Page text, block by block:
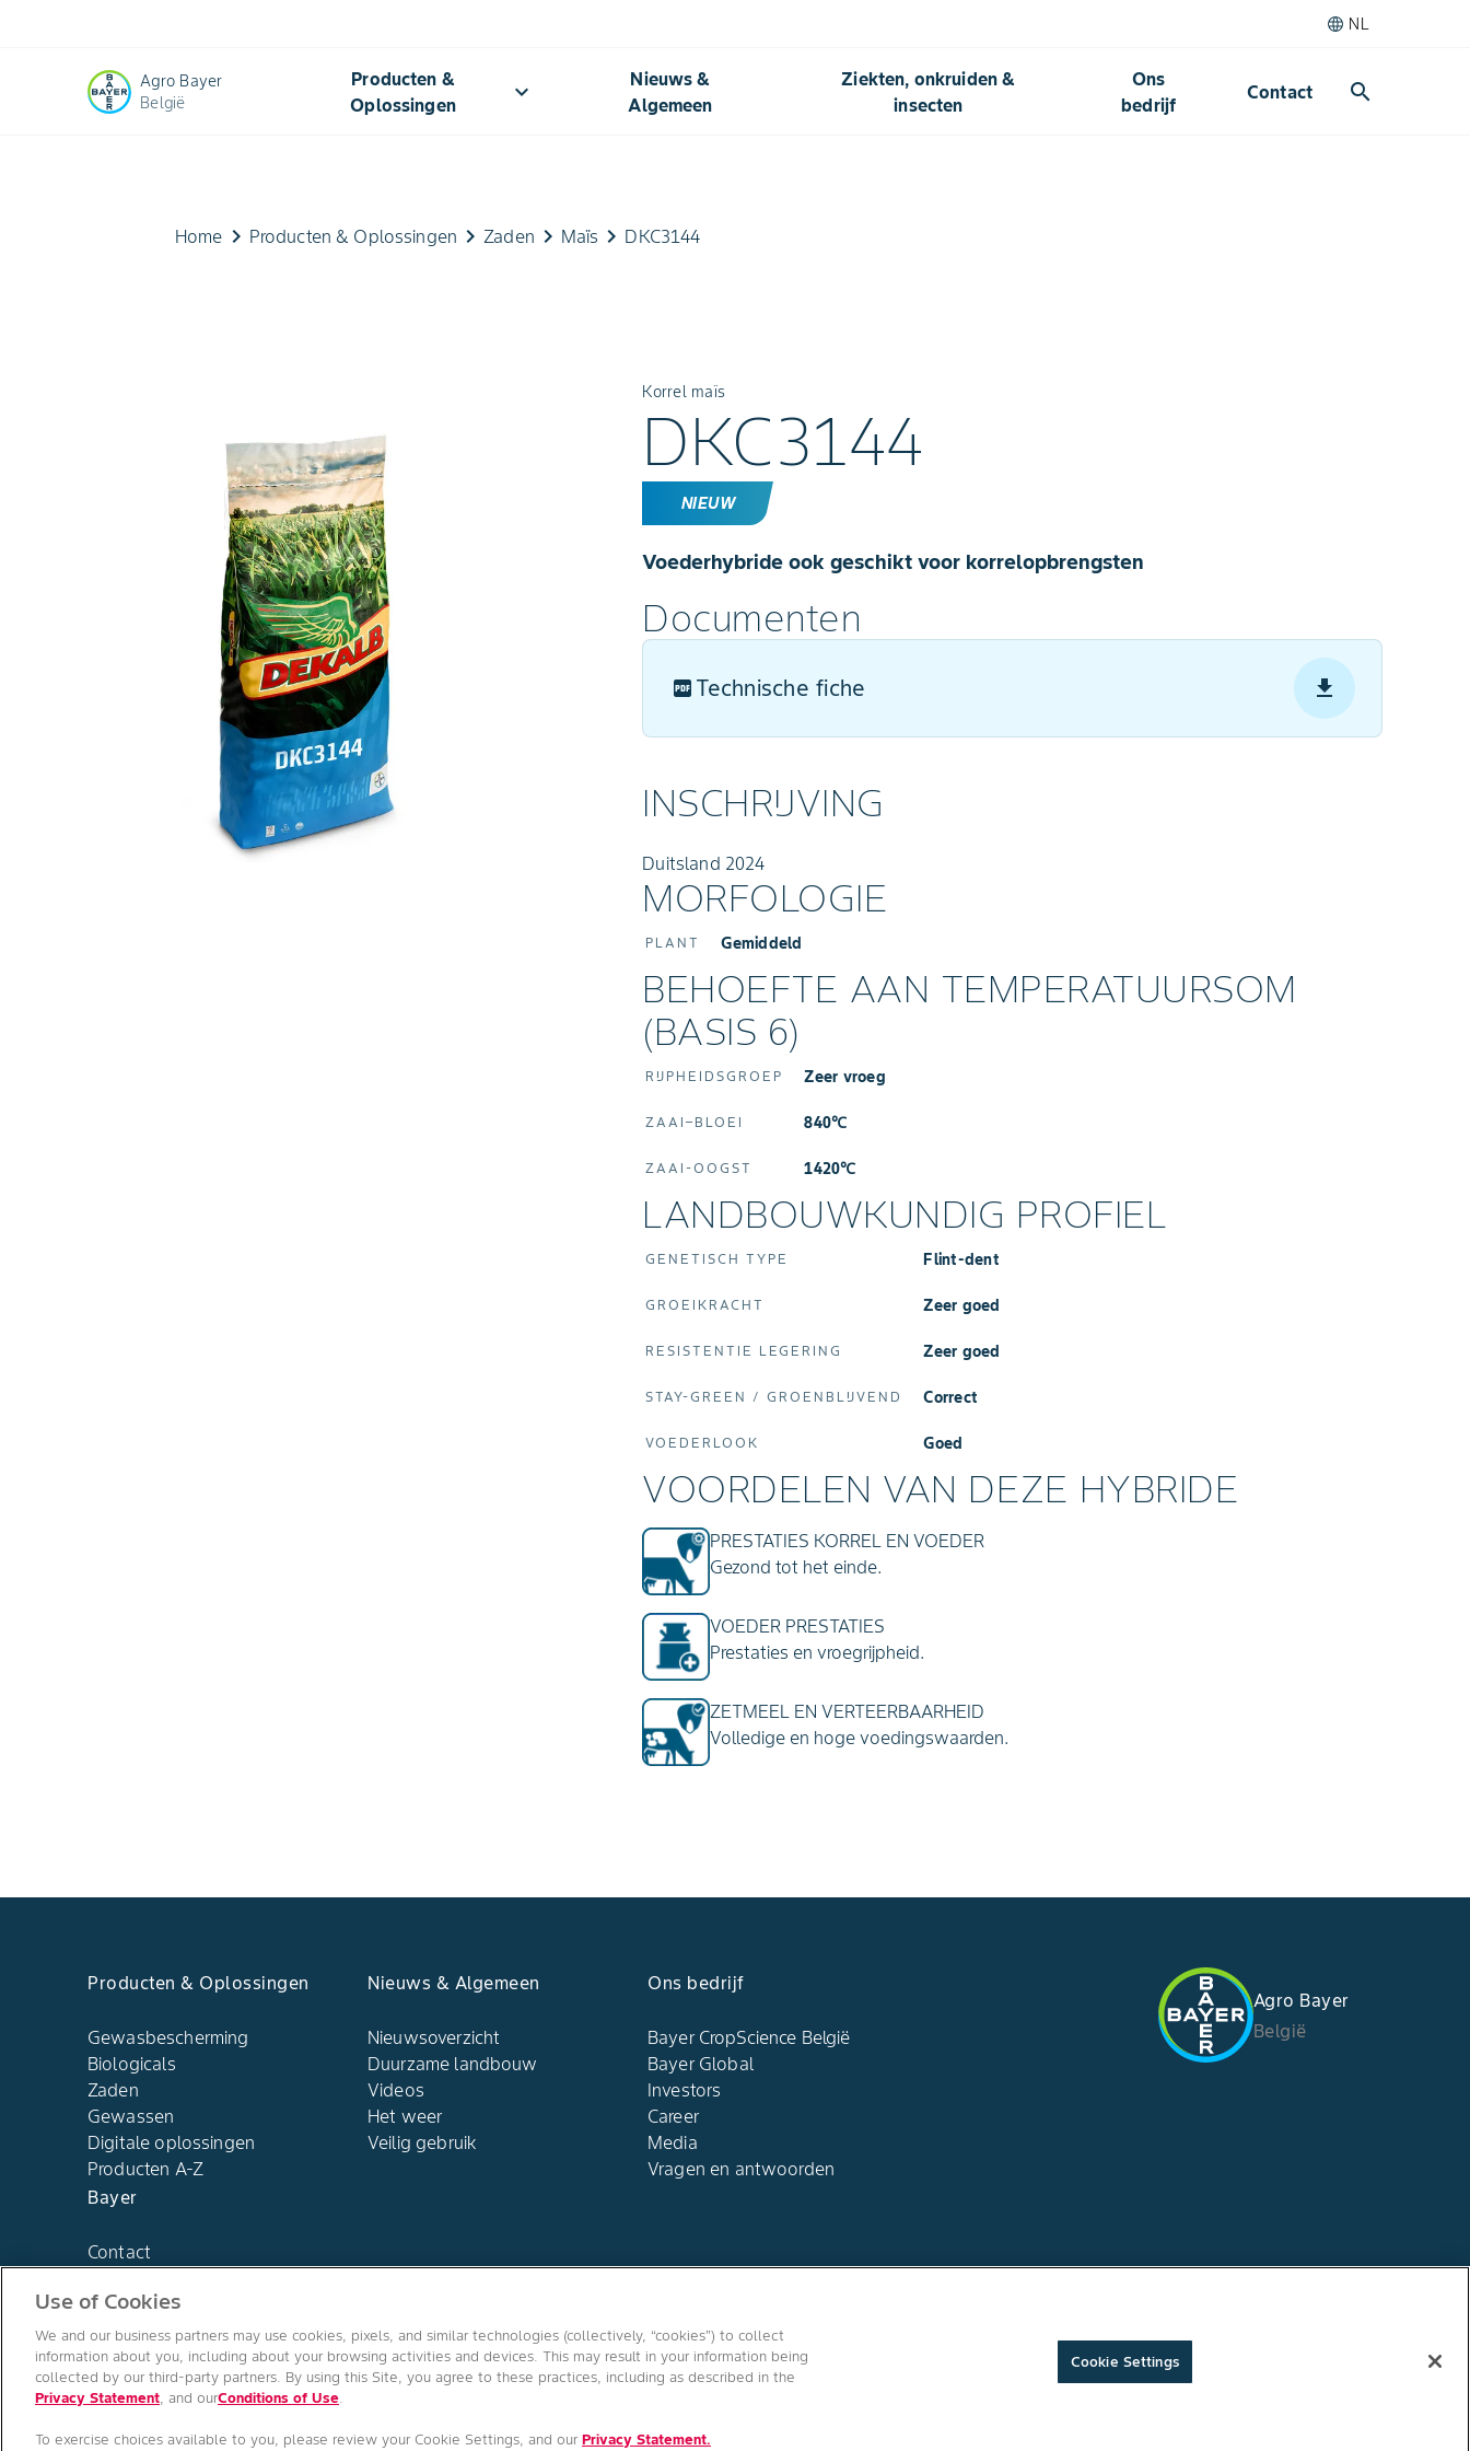
NL
Agro Bayer
België
Producten &
Oplossingen
keyboard_arrow_down
Nieuws &
Algemeen​
Ziekten, onkruiden &
insecten
Ons
bedrijf​
Contact search
Home keyboard_arrow_right Producten & Oplossingen​ keyboard_arrow_rightZaden keyboard_arrow_right Maïs keyboard_arrow_right DKC3144
Korrel maïs
DKC3144
NIEUW
Voederhybride ook geschikt voor korrelopbrengsten
Documenten
Technische fiche
INSCHRIJVING
Duitsland 2024
MORFOLOGIE
PLANT Gemiddeld
BEHOEFTE AAN TEMPERATUURSOM
(BASIS 6)
RIJPHEIDSGROEP Zeer vroeg
ZAAI–BLOEI 840℃
ZAAI-OOGST 1420℃
LANDBOUWKUNDIG PROFIEL
GENETISCH TYPE Flint-dent
GROEIKRACHT Zeer goed
RESISTENTIE LEGERING Zeer goed
STAY‑GREEN / GROENBLIJVEND Correct
VOEDERLOOK Goed
VOORDELEN VAN DEZE HYBRIDE
PRESTATIES KORREL EN VOEDER
Gezond tot het einde.
VOEDER PRESTATIES
Prestaties en vroegrijpheid.
ZETMEEL EN VERTEERBAARHEID
Volledige en hoge voedingswaarden.
Producten & Oplossingen​
Gewasbescherming
Biologicals
Zaden
Gewassen
Digitale oplossingen​
Producten A-Z​
Nieuws & Algemeen​
Nieuwsoverzicht
Duurzame landbouw​
Videos
Het weer​
Veilig gebruik
Ons bedrijf​
Bayer CropScience België​
Bayer Global
Investors
Career
Media
Vragen en antwoorden​
Bayer
Contact
Agro Bayer
België
Use of Cookies
We and our business partners may use cookies, pixels, and similar technologies (collectively, “cookies”) to collect
information about you, including about your browsing activities and devices. This may result in your information being
collected by our third-party partners. By using this Site, you agree to these practices, including as described in the
Privacy Statement, and ourConditions of Use.
To exercise choices available to you, please review your Cookie Settings, and our Privacy Statement.
Cookie Settings